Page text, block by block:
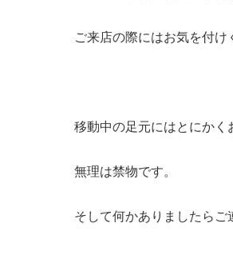
ご来店の際にはお気を付け
移動中の足元にはとにかく
無理は禁物です。
そして何かありましたらご